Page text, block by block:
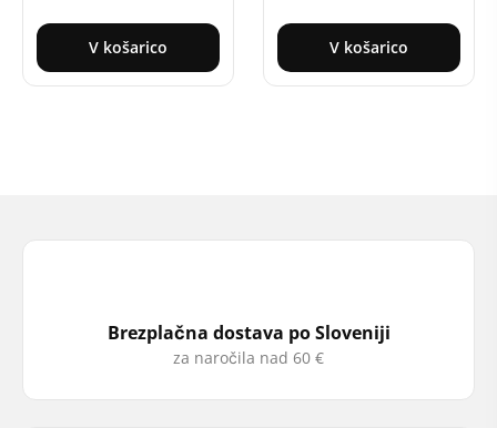
V košarico V košarico
Brezplačna dostava po Sloveniji
za naročila nad 60 €